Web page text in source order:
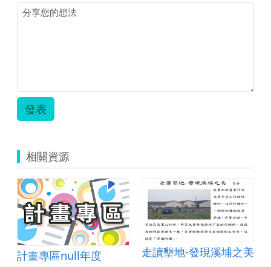
發表
相關資源
計畫專區null年度 走讀墾地-發現溪埔之美